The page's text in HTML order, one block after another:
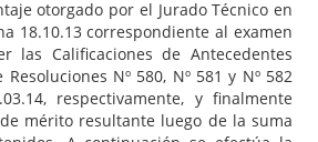
otorgado por el Jurado Técnico en
18.10.13 correspondiente al examen
las Calificaciones de Antecedentes
Nº 580, Nº 581 y Nº 582
respectivamente, y finalmente
mérito resultante luego de la suma